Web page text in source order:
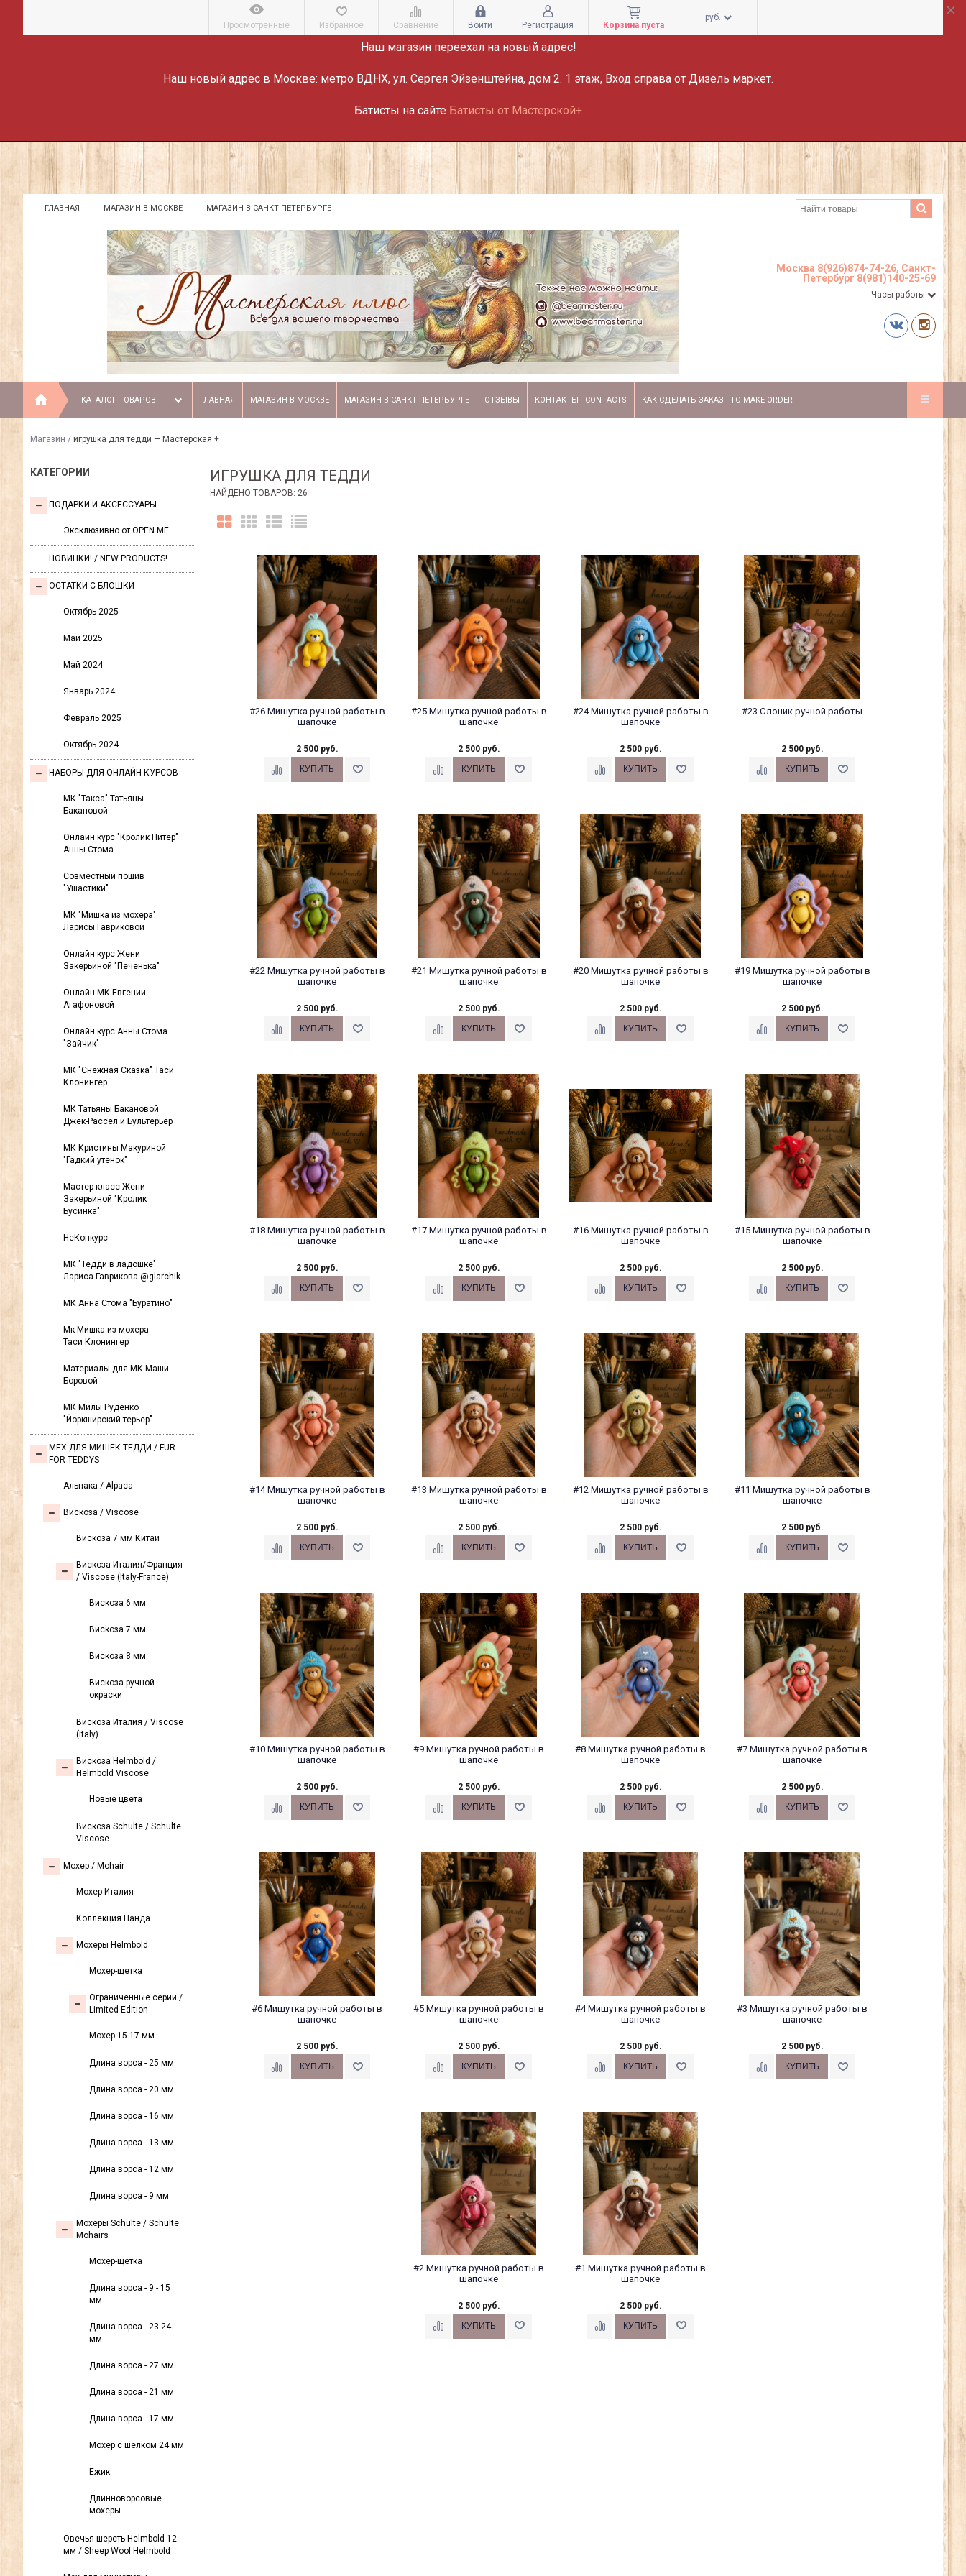
ВНИМАНИЕ!
Наш магазин переехал на новый адрес!
Наш новый адрес в Москве: метро ВДНХ, ул. Сергея Эйзенштейна, дом 2. 1 этаж, Вход справа от Дизель маркет.
Батисты на сайте Батисты от Мастерской+
Просмотренные Избранное Сравнение Войти Регистрация Корзина пуста
руб.
ГЛАВНАЯ МАГАЗИН В МОСКВЕ МАГАЗИН В САНКТ-ПЕТЕРБУРГЕ
Москва 8(926)874-74-26, Санкт-
Петербург 8(981)140-25-69
Часы работы
КАТАЛОГ ТОВАРОВ ГЛАВНАЯ МАГАЗИН В МОСКВЕ МАГАЗИН В САНКТ-ПЕТЕРБУРГЕ ОТЗЫВЫ КОНТАКТЫ - CONTACTS КАК СДЕЛАТЬ ЗАКАЗ - TO MAKE ORDER
Магазин / игрушка для тедди — Мастерская +
КАТЕГОРИИ
ПОДАРКИ И АКСЕССУАРЫ
Эксклюзивно от OPEN.ME
НОВИНКИ! / NEW PRODUCTS!
ОСТАТКИ С БЛОШКИ
Октябрь 2025
Май 2025
Май 2024
Январь 2024
Февраль 2025
Октябрь 2024
НАБОРЫ ДЛЯ ОНЛАЙН КУРСОВ
МК "Такса" Татьяны
Бакановой
Онлайн курс "Кролик Питер"
Анны Стома
Совместный пошив
"Ушастики"
МК "Мишка из мохера"
Ларисы Гавриковой
Онлайн курс Жени
Закерьиной "Печенька"
Онлайн МК Евгении
Агафоновой
Онлайн курс Анны Стома
"Зайчик"
МК "Снежная Сказка" Таси
Клонингер
МК Татьяны Бакановой
Джек-Рассел и Бультерьер
МК Кристины Макуриной
"Гадкий утенок"
Мастер класс Жени
Закерьиной "Кролик
Бусинка"
НеКонкурс
МК "Тедди в ладошке"
Лариса Гаврикова @glarchik
МК Анна Стома "Буратино"
Мк Мишка из мохера
Таси Клонингер
Материалы для МК Маши
Боровой
МК Милы Руденко
"Йоркширский терьер"
МЕХ ДЛЯ МИШЕК ТЕДДИ / FUR
FOR TEDDYS
Альпака / Alpaca
Вискоза / Viscose
Вискоза 7 мм Китай
Вискоза Италия/Франция
/ Viscose (Italy-France)
Вискоза 6 мм
Вискоза 7 мм
Вискоза 8 мм
Вискоза ручной
окраски
Вискоза Италия / Viscose
(Italy)
Вискоза Helmbold /
Helmbold Viscose
Новые цвета
Вискоза Sсhulte / Schulte
Viscose
Моxер / Mohair
Мохер Италия
Коллекция Панда
Мохеры Helmbold
Мохер-щетка
Ограниченные серии /
Limited Edition
Мохер 15-17 мм
Длина ворса - 25 мм
Длина ворса - 20 мм
Длина ворса - 16 мм
Длина ворса - 13 мм
Длина ворса - 12 мм
Длина ворса - 9 мм
Мохеры Sсhulte / Schulte
Mohairs
Мохер-щётка
Длина ворса - 9 - 15
мм
Длина ворса - 23-24
мм
Длина ворса - 27 мм
Длина ворса - 21 мм
Длина ворса - 17 мм
Мохер с шелком 24 мм
Ёжик
Длинноворсовые
мохеры
Овечья шерсть Helmbold 12
мм / Sheep Wool Helmbold
ИГРУШКА ДЛЯ ТЕДДИ
НАЙДЕНО ТОВАРОВ: 26
#26 Мишутка ручной работы в
шапочке
2 500 руб.
#25 Мишутка ручной работы в
шапочке
2 500 руб.
#24 Мишутка ручной работы в
шапочке
2 500 руб.
#23 Слоник ручной работы
2 500 руб.
#22 Мишутка ручной работы в
шапочке
2 500 руб.
#21 Мишутка ручной работы в
шапочке
2 500 руб.
#20 Мишутка ручной работы в
шапочке
2 500 руб.
#19 Мишутка ручной работы в
шапочке
2 500 руб.
#18 Мишутка ручной работы в
шапочке
2 500 руб.
#17 Мишутка ручной работы в
шапочке
2 500 руб.
#16 Мишутка ручной работы в
шапочке
2 500 руб.
#15 Мишутка ручной работы в
шапочке
2 500 руб.
#14 Мишутка ручной работы в
шапочке
2 500 руб.
#13 Мишутка ручной работы в
шапочке
2 500 руб.
#12 Мишутка ручной работы в
шапочке
2 500 руб.
#11 Мишутка ручной работы в
шапочке
2 500 руб.
#10 Мишутка ручной работы в
шапочке
2 500 руб.
#9 Мишутка ручной работы в
шапочке
2 500 руб.
#8 Мишутка ручной работы в
шапочке
2 500 руб.
#7 Мишутка ручной работы в
шапочке
2 500 руб.
#6 Мишутка ручной работы в
шапочке
2 500 руб.
#5 Мишутка ручной работы в
шапочке
2 500 руб.
#4 Мишутка ручной работы в
шапочке
2 500 руб.
#3 Мишутка ручной работы в
шапочке
2 500 руб.
#2 Мишутка ручной работы в
шапочке
2 500 руб.
#1 Мишутка ручной работы в
шапочке
2 500 руб.